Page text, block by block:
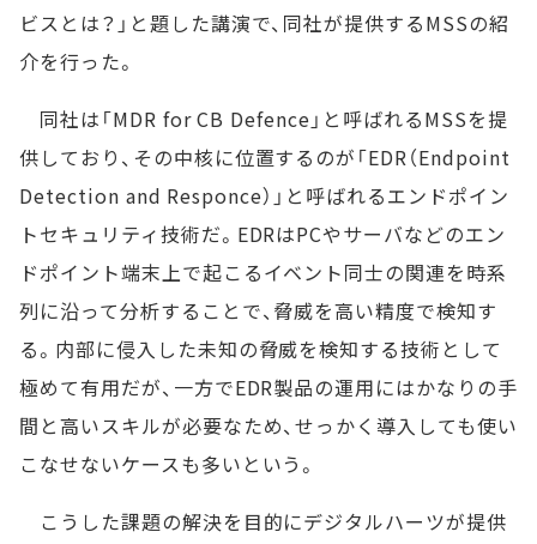
ビスとは？」と題した講演で、同社が提供するMSSの紹
介を行った。
同社は「MDR for CB Defence」と呼ばれるMSSを提
供しており、その中核に位置するのが「EDR（Endpoint
Detection and Responce）」と呼ばれるエンドポイン
トセキュリティ技術だ。EDRはPCやサーバなどのエン
ドポイント端末上で起こるイベント同士の関連を時系
列に沿って分析することで、脅威を高い精度で検知す
る。内部に侵入した未知の脅威を検知する技術として
極めて有用だが、一方でEDR製品の運用にはかなりの手
間と高いスキルが必要なため、せっかく導入しても使い
こなせないケースも多いという。
こうした課題の解決を目的にデジタルハーツが提供